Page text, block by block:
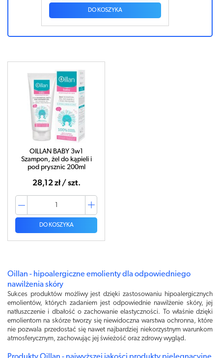
DO KOSZYKA
OILLAN BABY 3w1
Szampon, żel do kąpieli i
pod prysznic 200ml
28,12 zł / szt.
DO KOSZYKA
Oillan - hipoalergiczne emolienty dla odpowiedniego
nawilżenia skóry
Sukces produktów możliwy jest dzięki zastosowaniu hipoalergicznych
emolientów, których zadaniem jest odpowiednie nawilżenie skóry, jej
natłuszczenie i dbałość o zachowanie elastyczności. To właśnie dzięki
emolientom na skórze tworzy się niewidoczna warstwa ochronna, które
nie pozwala przedostać się nawet najbardziej niekorzystnym warunkom
atmosferycznym, zachowując jej świeżość oraz zdrowy wygląd.